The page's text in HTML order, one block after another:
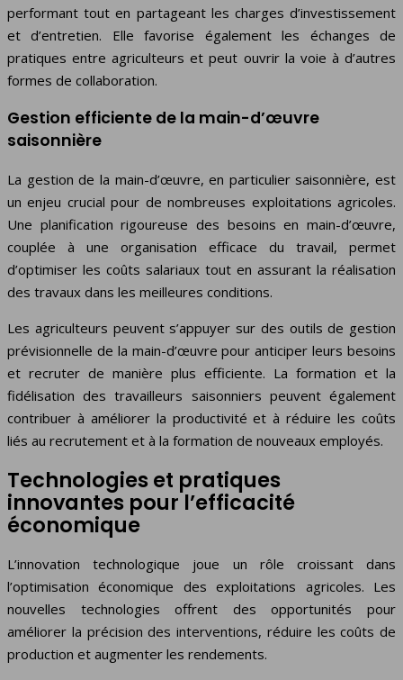
performant tout en partageant les charges d’investissement
et d’entretien. Elle favorise également les échanges de
pratiques entre agriculteurs et peut ouvrir la voie à d’autres
formes de collaboration.
Gestion efficiente de la main-d’œuvre
saisonnière
La gestion de la main-d’œuvre, en particulier saisonnière, est
un enjeu crucial pour de nombreuses exploitations agricoles.
Une planification rigoureuse des besoins en main-d’œuvre,
couplée à une organisation efficace du travail, permet
d’optimiser les coûts salariaux tout en assurant la réalisation
des travaux dans les meilleures conditions.
Les agriculteurs peuvent s’appuyer sur des outils de gestion
prévisionnelle de la main-d’œuvre pour anticiper leurs besoins
et recruter de manière plus efficiente. La formation et la
fidélisation des travailleurs saisonniers peuvent également
contribuer à améliorer la productivité et à réduire les coûts
liés au recrutement et à la formation de nouveaux employés.
Technologies et pratiques
innovantes pour l’efficacité
économique
L’innovation technologique joue un rôle croissant dans
l’optimisation économique des exploitations agricoles. Les
nouvelles technologies offrent des opportunités pour
améliorer la précision des interventions, réduire les coûts de
production et augmenter les rendements.